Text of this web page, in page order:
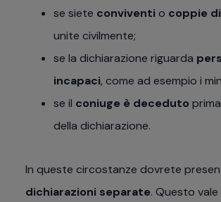
se siete conviventi o coppie
unite civilmente;
se la dichiarazione riguarda
incapaci, come ad esempio i
se il coniuge è deceduto
della dichiarazione.
In queste circostanze dovrete
dichiarazioni separate. Questo vale